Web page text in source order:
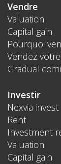
Vendre
Valuation
Capital gain
Pourquoi
Vendez
Gradual
Investir
Nexvia invest
Rent
Investment
Valuation
Capital gain